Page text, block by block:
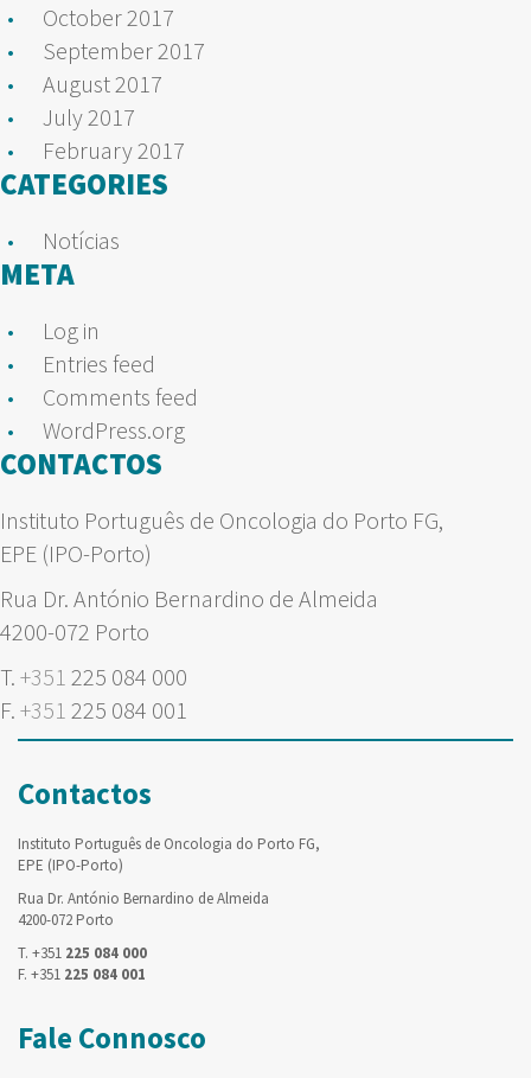
October 2017
September 2017
August 2017
July 2017
February 2017
CATEGORIES
Notícias
META
Log in
Entries feed
Comments feed
WordPress.org
CONTACTOS
Instituto Português de Oncologia do Porto FG,
EPE (IPO-Porto)
Rua Dr. António Bernardino de Almeida
4200-072 Porto
T. +351 225 084 000
F. +351 225 084 001
Contactos
Instituto Português de Oncologia do Porto FG,
EPE (IPO-Porto)
Rua Dr. António Bernardino de Almeida
4200-072 Porto
T. +351 225 084 000
F. +351 225 084 001
Fale Connosco